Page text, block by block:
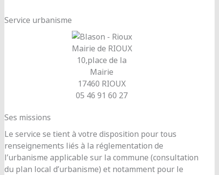
Service urbanisme
Mairie de RIOUX
10,place de la
Mairie
17460 RIOUX
05 46 91 60 27
Ses missions
Le service se tient à votre disposition pour tous
renseignements liés à la réglementation de
l’urbanisme applicable sur la commune (consultation
du plan local d’urbanisme) et notamment pour le